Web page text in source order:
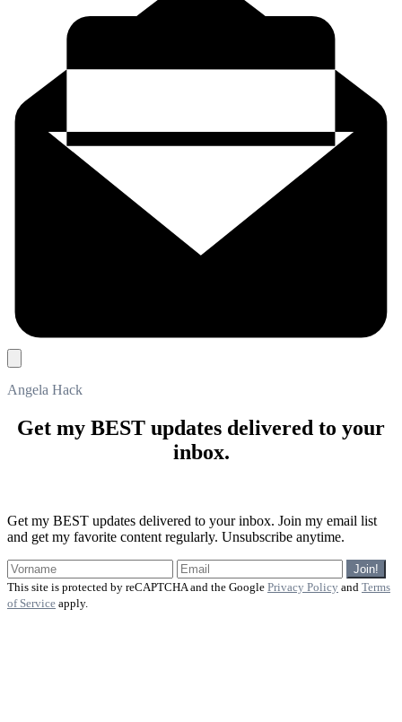
Angela Hack
Get my BEST updates delivered to your
inbox.
Get my BEST updates delivered to your inbox. Join my email list
and get my favorite content regularly. Unsubscribe anytime.
Join!
This site is protected by reCAPTCHA and the Google Privacy Policy and Terms
of Service apply.